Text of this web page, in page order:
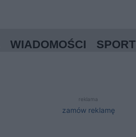
WIADOMOŚCI SPORT
reklama
zamów reklamę